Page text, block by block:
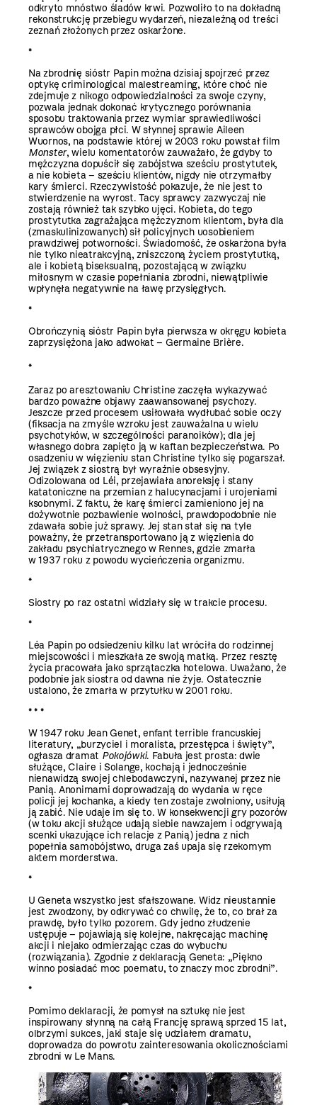
odkryto mnóstwo śladów krwi. Pozwoliło to na dokładną
rekonstrukcję przebiegu wydarzeń, niezależną od treści
zeznań złożonych przez oskarżone.
*
Na zbrodnię sióstr Papin można dzisiaj spojrzeć przez
optykę criminological malestreaming, które choć nie
zdejmuje z nikogo odpowiedzialności za swoje czyny,
pozwala jednak dokonać krytycznego porównania
sposobu traktowania przez wymiar sprawiedliwości
sprawców obojga płci. W słynnej sprawie Aileen
Wuornos, na podstawie której w 2003 roku powstał film
Monster, wielu komentatorów zauważało, że gdyby to
mężczyzna dopuścił się zabójstwa sześciu prostytutek,
a nie kobieta – sześciu klientów, nigdy nie otrzymałby
kary śmierci. Rzeczywistość pokazuje, że nie jest to
stwierdzenie na wyrost. Tacy sprawcy zazwyczaj nie
zostają również tak szybko ujęci. Kobieta, do tego
prostytutka zagrażająca mężczyznom klientom, była dla
(zmaskulinizowanych) sił policyjnych uosobieniem
prawdziwej potworności. Świadomość, że oskarżona była
nie tylko nieatrakcyjną, zniszczoną życiem prostytutką,
ale i kobietą biseksualną, pozostającą w związku
miłosnym w czasie popełniania zbrodni, niewątpliwie
wpłynęła negatywnie na ławę przysięgłych.
*
Obrończynią sióstr Papin była pierwsza w okręgu kobieta
zaprzysiężona jako adwokat – Germaine Brière.
*
Zaraz po aresztowaniu Christine zaczęła wykazywać
bardzo poważne objawy zaawansowanej psychozy.
Jeszcze przed procesem usiłowała wydłubać sobie oczy
(fiksacja na zmyśle wzroku jest zauważalna u wielu
psychotyków, w szczególności paranoików); dla jej
własnego dobra zapięto ją w kaftan bezpieczeństwa. Po
osadzeniu w więzieniu stan Christine tylko się pogarszał.
Jej związek z siostrą był wyraźnie obsesyjny.
Odizolowana od Léi, przejawiała anoreksję i stany
katatoniczne na przemian z halucynacjami i urojeniami
ksobnymi. Z faktu, że karę śmierci zamieniono jej na
dożywotnie pozbawienie wolności, prawdopodobnie nie
zdawała sobie już sprawy. Jej stan stał się na tyle
poważny, że przetransportowano ją z więzienia do
zakładu psychiatrycznego w Rennes, gdzie zmarła
w 1937 roku z powodu wycieńczenia organizmu.
*
Siostry po raz ostatni widziały się w trakcie procesu.
*
Léa Papin po odsiedzeniu kilku lat wróciła do rodzinnej
miejscowości i mieszkała ze swoją matką. Przez resztę
życia pracowała jako sprzątaczka hotelowa. Uważano, że
podobnie jak siostra od dawna nie żyje. Ostatecznie
ustalono, że zmarła w przytułku w 2001 roku.
* * *
W 1947 roku Jean Genet, enfant terrible francuskiej
literatury, „burzyciel i moralista, przestępca i święty”,
ogłasza dramat Pokojówki. Fabuła jest prosta: dwie
służące, Claire i Solange, kochają i jednocześnie
nienawidzą swojej chlebodawczyni, nazywanej przez nie
Panią. Anonimami doprowadzają do wydania w ręce
policji jej kochanka, a kiedy ten zostaje zwolniony, usiłują
ją zabić. Nie udaje im się to. W konsekwencji gry pozorów
(w toku akcji służące udają siebie nawzajem i odgrywają
scenki ukazujące ich relacje z Panią) jedna z nich
popełnia samobójstwo, druga zaś upaja się rzekomym
aktem morderstwa.
*
U Geneta wszystko jest sfałszowane. Widz nieustannie
jest zwodzony, by odkrywać co chwilę, że to, co brał za
prawdę, było tylko pozorem. Gdy jedno złudzenie
ustępuje – pojawiają się kolejne, nakręcając machinę
akcji i niejako odmierzając czas do wybuchu
(rozwiązania). Zgodnie z deklaracją Geneta: „Piękno
winno posiadać moc poematu, to znaczy moc zbrodni”.
*
Pomimo deklaracji, że pomysł na sztukę nie jest
inspirowany słynną na całą Francję sprawą sprzed 15 lat,
olbrzymi sukces, jaki staje się udziałem dramatu,
doprowadza do powrotu zainteresowania okolicznościami
zbrodni w Le Mans.